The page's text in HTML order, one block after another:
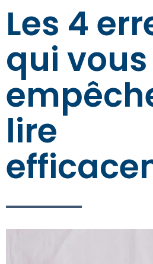
Les 4
qui vous
lire